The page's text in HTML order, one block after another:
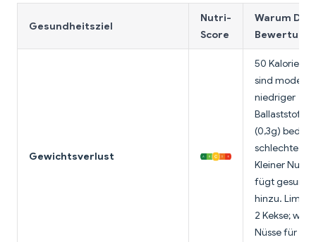
Gesundheitsziel
Nutri-
Score
Warum
Bewertung?
Gewichtsverlust
50 Kalorien
sind
niedriger
(0,3g)
schlechte
Kleiner
fügt
hinzu.
2 Kekse;
Nüsse für